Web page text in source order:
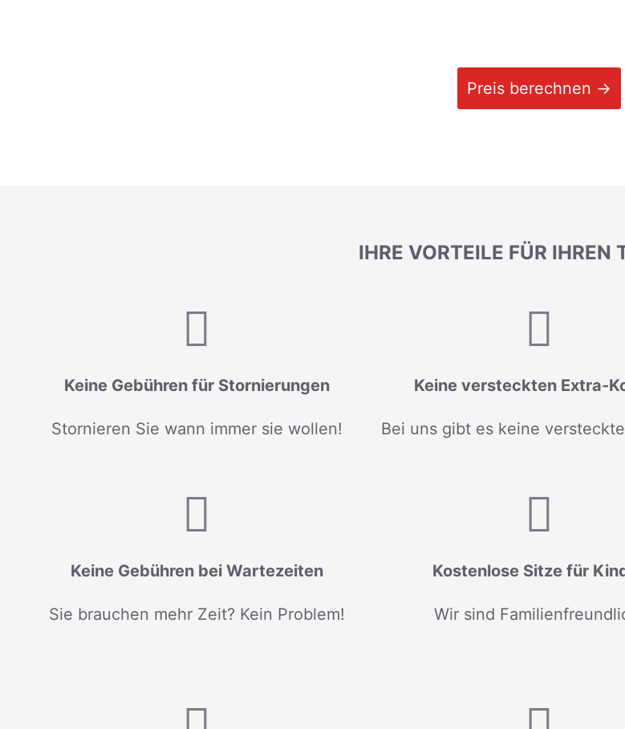
Preis berechnen →
IHRE VORTEILE FÜR IHREN
Keine Gebühren für Stornierungen
Stornieren Sie wann immer sie wollen!
Keine versteckten Extra-
Bei uns gibt es keine
Keine Gebühren bei Wartezeiten
Sie brauchen mehr Zeit? Kein Problem!
Kostenlose Sitze für
Wir sind